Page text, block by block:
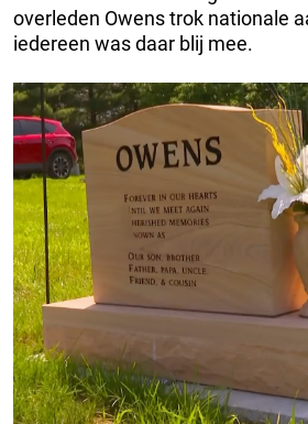
overleden Owens trok nationale
iedereen was daar blij mee.